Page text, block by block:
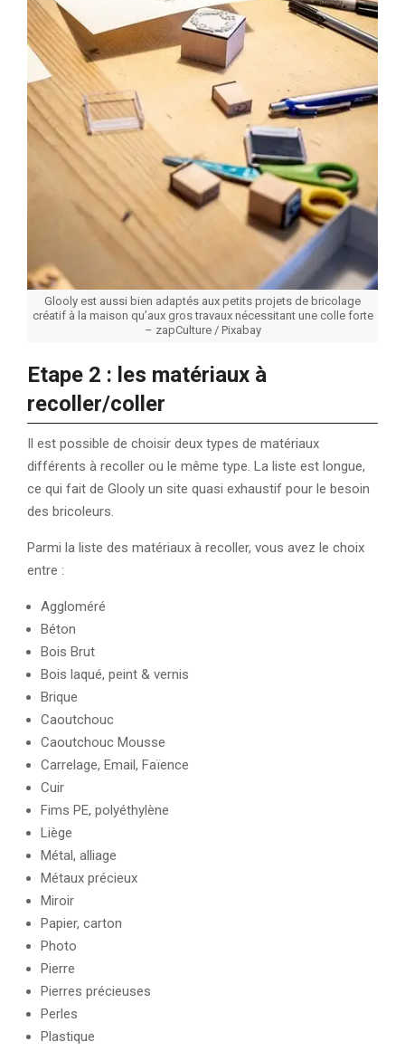
Glooly est aussi bien adaptés aux petits projets de bricolage
créatif à la maison qu’aux gros travaux nécessitant une colle forte
– zapCulture / Pixabay
Etape 2 : les matériaux à
recoller/coller
Il est possible de choisir deux types de matériaux
différents à recoller ou le même type. La liste est longue,
ce qui fait de Glooly un site quasi exhaustif pour le besoin
des bricoleurs.
Parmi la liste des matériaux à recoller, vous avez le choix
entre :
Aggloméré
Béton
Bois Brut
Bois laqué, peint & vernis
Brique
Caoutchouc
Caoutchouc Mousse
Carrelage, Email, Faïence
Cuir
Fims PE, polyéthylène
Liège
Métal, alliage
Métaux précieux
Miroir
Papier, carton
Photo
Pierre
Pierres précieuses
Perles
Plastique